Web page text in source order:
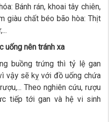
Bánh rán, khoai tây chiên,
giàu chất béo bão hòa: Thịt
uống nên tránh xa
buồng trứng thì tỷ lệ gan
vậy sẽ kỵ với đồ uống chứa
Theo nghiên cứu, rượu
tiếp tới gan và hệ vi sinh